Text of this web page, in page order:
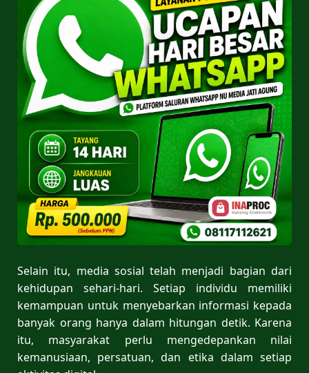
Selain itu, media sosial telah menjadi bagian dari
kehidupan sehari-hari. Setiap individu memiliki
kemampuan untuk menyebarkan informasi kepada
banyak orang hanya dalam hitungan detik. Karena
itu, masyarakat perlu mengedepankan nilai
kemanusiaan, persatuan, dan etika dalam setiap